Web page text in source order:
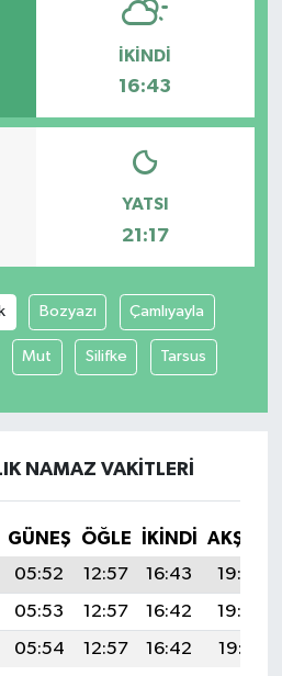
İKINDI
16:43
YATSI
21:17
Bozyazı Çamlıyayla
Mut Silifke Tarsus
NAMAZ VAKITLERI
GÜNEŞ ÖĞLE İKINDI
AKŞAM
05:52 12:57 16:43
19:53
05:53 12:57 16:42
19:52
05:54 12:57 16:42 19:51